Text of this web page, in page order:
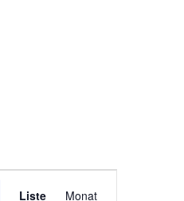
Liste Monat